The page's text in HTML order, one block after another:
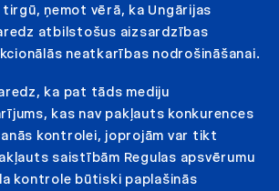
tirgū, ņemot vērā, ka Ungārijas
atbilstošus aizsardzības
neatkarības nodrošināšanai.
ka pat tāds mediju
kas nav pakļauts konkurences
kontrolei, joprojām var tikt
saistībām Regulas apsvērumu
kontrole būtiski paplašinās